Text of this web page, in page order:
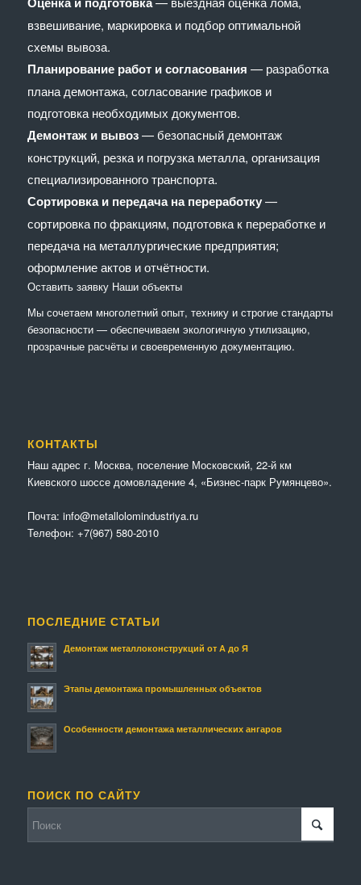
взвешивание, маркировка и подбор оптимальной
схемы вывоза.
Планирование работ и согласования — разработка
плана демонтажа, согласование графиков и
подготовка необходимых документов.
Демонтаж и вывоз— безопасный демонтаж
конструкций, резка и погрузка металла, организация
специализированного транспорта.
Сортировка и передача на переработку—
сортировка по фракциям, подготовка к переработке и
передача на металлургические предприятия;
оформление актов и отчётности.
Оставить заявку Наши объекты
Мы сочетaем многолетний опыт, технику и строгие стандарты
безопасности — обеспечиваем экологичную утилизацию,
прозрачные расчёты и своевременную документацию.
КОНТАКТЫ
Наш адрес г. Москва, поселение Московский, 22-й км
Киевского шоссе домовладение 4, «Бизнес-парк Румянцево».
Почта: info@metallolomindustriya.ru
Телефон: +7(967) 580-2010
ПОСЛЕДНИЕ СТАТЬИ
Демонтаж металлоконструкций от А до Я
Этапы демонтажа промышленных объектов
Особенности демонтажа металлических ангаров
ПОИСК ПО САЙТУ